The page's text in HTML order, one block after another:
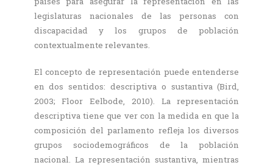
legislaturas nacionales de las personas con
discapacidad y los grupos de población
contextualmente relevantes.
El concepto de representación puede entenderse
en dos sentidos: descriptiva o sustantiva (Bird,
2003; Floor Eelbode, 2010). La representación
descriptiva tiene que ver con la medida en que la
composición del parlamento refleja los diversos
grupos sociodemográficos de la población
nacional. La representación sustantiva, mientras